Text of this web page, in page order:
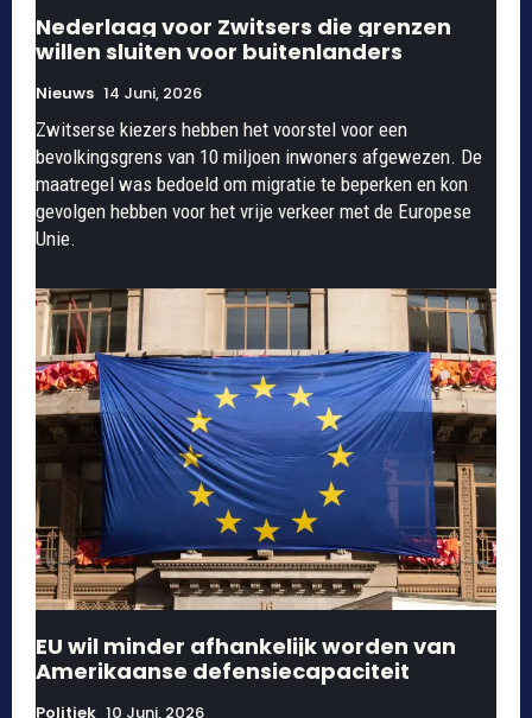
Nederlaag voor Zwitsers die grenzen
willen sluiten voor buitenlanders
Nieuws 14 Juni, 2026
Zwitserse kiezers hebben het voorstel voor een
bevolkingsgrens van 10 miljoen inwoners afgewezen. De
maatregel was bedoeld om migratie te beperken en kon
gevolgen hebben voor het vrije verkeer met de Europese
Unie.
EU wil minder afhankelijk worden van
Amerikaanse defensiecapaciteit
Politiek 10 Juni, 2026